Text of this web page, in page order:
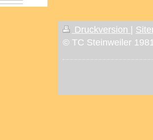
Druckversion
© TC Steinweiler